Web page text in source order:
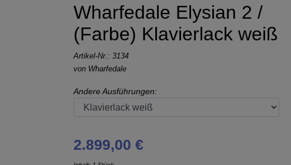
Wharfedale Elysian 2 /
(Farbe) Klavierlack weiß
Artikel-Nr.: 3134
von Wharfedale
Andere Ausführungen:
2.899,00 €